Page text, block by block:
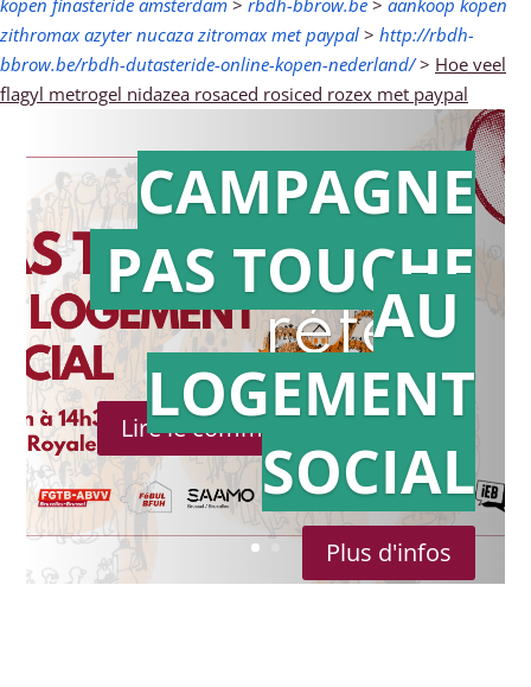
kopen finasteride amsterdam > rbdh-bbrow.be > aankoop kopen
zithromax azyter nucaza zitromax met paypal > http://rbdh-
bbrow.be/rbdh-dutasteride-online-kopen-nederland/> Hoe veel
flagyl metrogel nidazea rosaced rosiced rozex met paypal
Action en
référé
Lire le communiqué de presse
CAMPAGNE
PAS TOUCHE
AU
LOGEMENT
SOCIAL
Plus d'infos